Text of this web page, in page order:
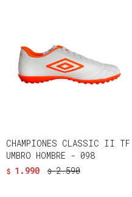
CHAMPIONES CLASSIC II TF
UMBRO HOMBRE - 098
$ 1.990 $ 2.590